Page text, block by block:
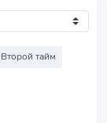
Второй тайм